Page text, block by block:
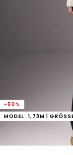
-50%
MODEL: 1,73M |